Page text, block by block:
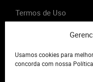
Usamos cookies para
concorda com nossa
Termos de Uso
2023 - Editora Motor